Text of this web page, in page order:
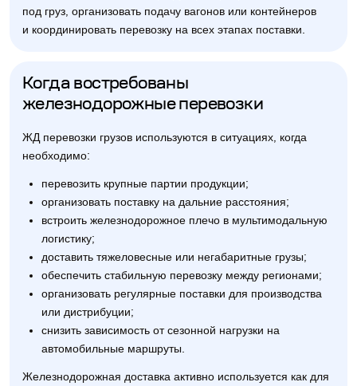
под груз, организовать подачу вагонов или контейнеров
и координировать перевозку на всех этапах поставки.
Когда востребованы
железнодорожные перевозки
ЖД перевозки грузов используются в ситуациях, когда
необходимо:
перевозить крупные партии продукции;
организовать поставку на дальние расстояния;
встроить железнодорожное плечо в мультимодальную
логистику;
доставить тяжеловесные или негабаритные грузы;
обеспечить стабильную перевозку между регионами;
организовать регулярные поставки для производства
или дистрибуции;
снизить зависимость от сезонной нагрузки на
автомобильные маршруты.
Железнодорожная доставка активно используется как для